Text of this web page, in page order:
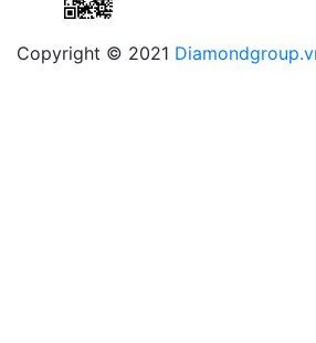
Copyright © 2021